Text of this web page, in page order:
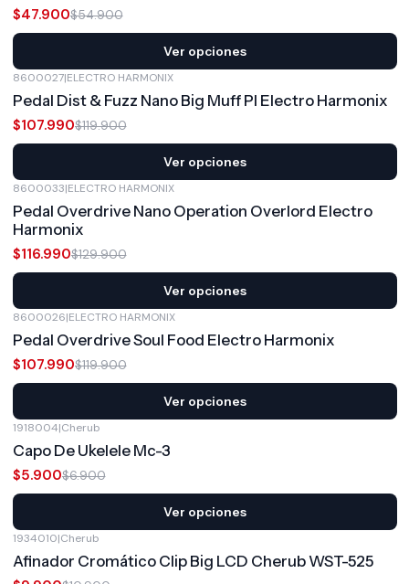
$47.900$54.900
Ver opciones
8600027|ELECTRO HARMONIX
Pedal Dist & Fuzz Nano Big Muff PI Electro Harmonix
$107.990$119.900
Ver opciones
8600033|ELECTRO HARMONIX
Pedal Overdrive Nano Operation Overlord Electro
Harmonix
$116.990$129.900
Ver opciones
8600026|ELECTRO HARMONIX
Pedal Overdrive Soul Food Electro Harmonix
$107.990$119.900
Ver opciones
1918004|Cherub
Capo De Ukelele Mc-3
$5.900$6.900
Ver opciones
1934010|Cherub
Afinador Cromático Clip Big LCD Cherub WST-525